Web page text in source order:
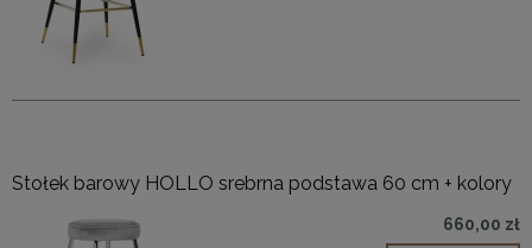
Stołek barowy HOLLO srebrna podstawa 60 cm + kolory
660,00 zł